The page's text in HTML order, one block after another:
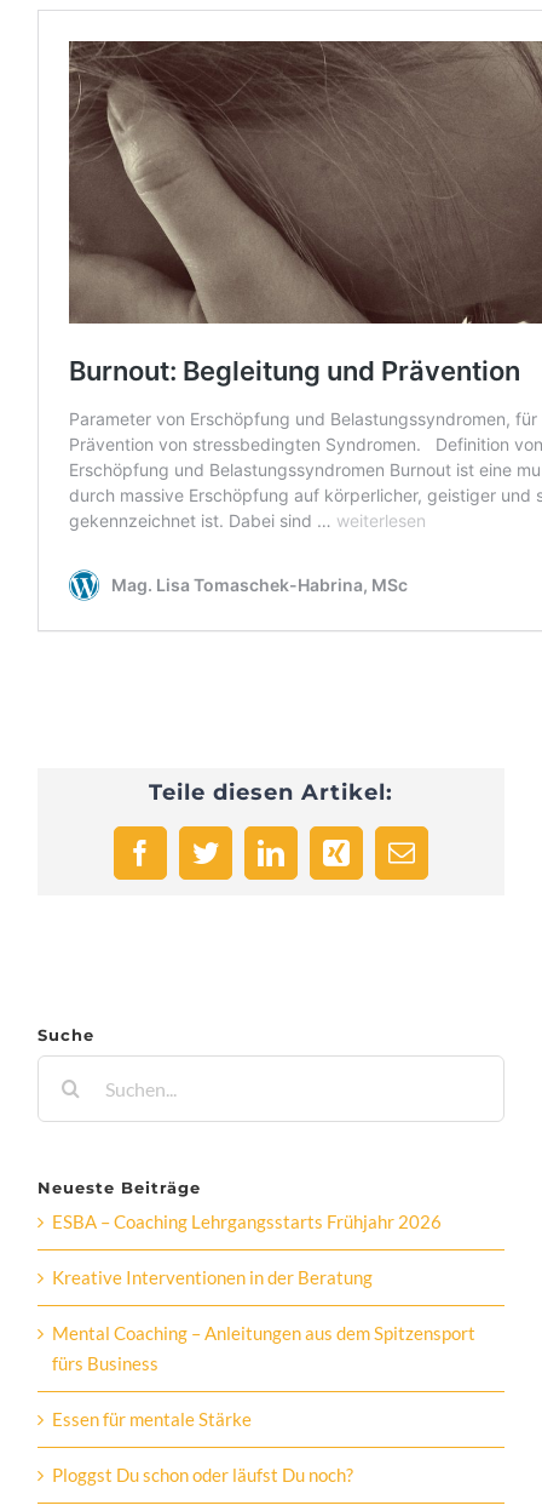
Teile diesen Artikel:
FacebookTwitterLinkedInXing
E-
Suche
nach:
Neueste Beiträge
ESBA – Coaching Lehrgangsstarts Frühjahr 2026
Kreative Interventionen in der Beratung
Mental Coaching – Anleitungen aus dem Spitzensport
fürs Business
Essen für mentale Stärke
Ploggst Du schon oder läufst Du noch?